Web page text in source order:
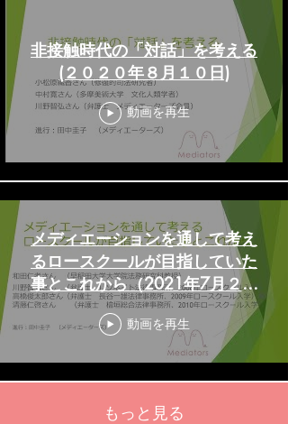
非接触時代の「対話」を考える
(２０２０年８月１０日)
動画を再生
メディエーションを通して考え
るロースクールが目指していた
事とこれから（2021年7月２１
日）
動画を再生
もっと見る